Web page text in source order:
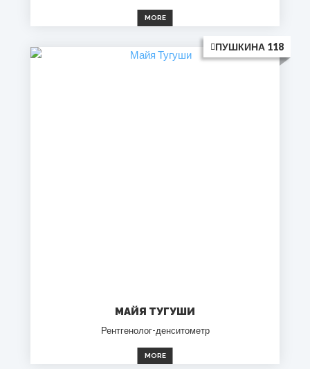
MORE
ПУШКИНА 118
МАЙЯ ТУГУШИ
Рентгенолог-денситометр
MORE